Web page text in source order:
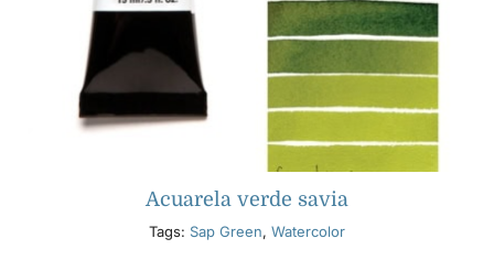
Acuarela verde savia
Tags: Sap Green, Watercolor